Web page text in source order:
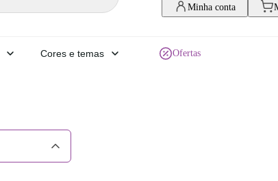
Minha conta
Cores e temas Ofertas